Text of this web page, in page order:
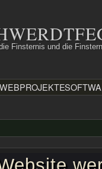
Finsternis und die
WEBPROJEKTE